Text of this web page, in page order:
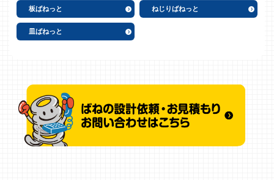
板ばねっと ねじりばねっと
皿ばねっと